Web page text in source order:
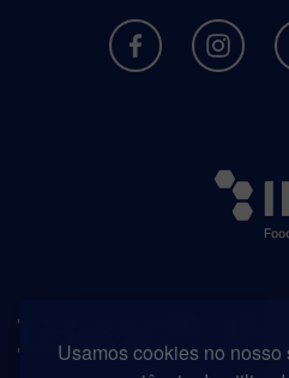
Usamos cookies no